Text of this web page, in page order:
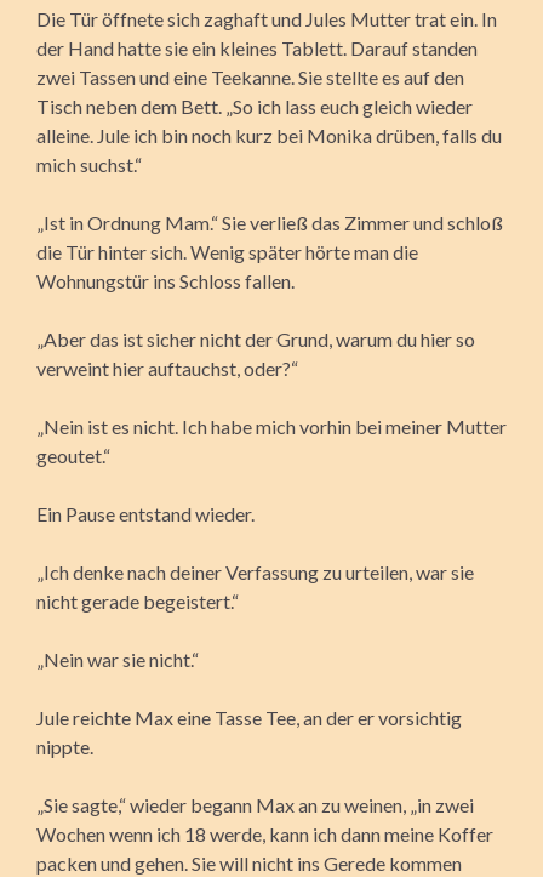
Die Tür öffnete sich zaghaft und Jules Mutter trat ein. In
der Hand hatte sie ein kleines Tablett. Darauf standen
zwei Tassen und eine Teekanne. Sie stellte es auf den
Tisch neben dem Bett. „So ich lass euch gleich wieder
alleine. Jule ich bin noch kurz bei Monika drüben, falls du
mich suchst.“
„Ist in Ordnung Mam.“ Sie verließ das Zimmer und schloß
die Tür hinter sich. Wenig später hörte man die
Wohnungstür ins Schloss fallen.
„Aber das ist sicher nicht der Grund, warum du hier so
verweint hier auftauchst, oder?“
„Nein ist es nicht. Ich habe mich vorhin bei meiner Mutter
geoutet.“
Ein Pause entstand wieder.
„Ich denke nach deiner Verfassung zu urteilen, war sie
nicht gerade begeistert.“
„Nein war sie nicht.“
Jule reichte Max eine Tasse Tee, an der er vorsichtig
nippte.
„Sie sagte,“ wieder begann Max an zu weinen, „in zwei
Wochen wenn ich 18 werde, kann ich dann meine Koffer
packen und gehen. Sie will nicht ins Gerede kommen